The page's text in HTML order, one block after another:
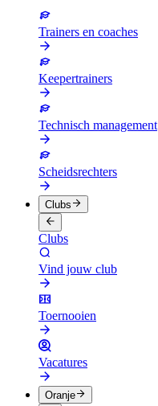
Trainers en coaches
Keepertrainers
Technisch management
Scheidsrechters
Clubs
Clubs
Vind jouw club
Toernooien
Vacatures
Oranje